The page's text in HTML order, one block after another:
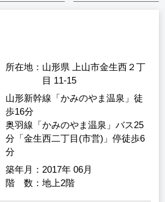
所在地
山形県 上山市金生西２丁
目 11-15
築年月 2017年 06月
山形新幹線「かみのやま温泉」徒
歩16分
奥羽線「かみのやま温泉」バス25
分「金生西二丁目(市営)」停徒歩6
分
階 数 地上2階